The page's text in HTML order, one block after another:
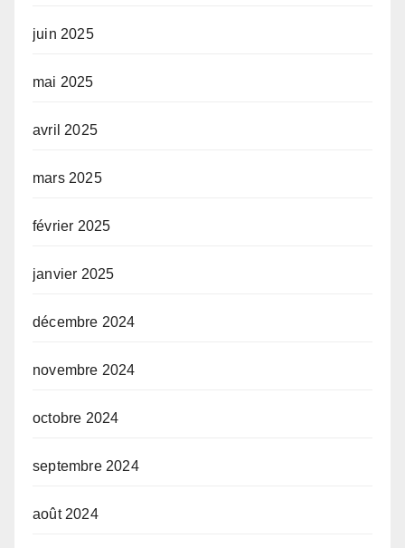
juin 2025
mai 2025
avril 2025
mars 2025
février 2025
janvier 2025
décembre 2024
novembre 2024
octobre 2024
septembre 2024
août 2024